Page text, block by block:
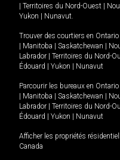
Territoires du Nord-Ouest
Yukon
Nunavut.
Trouver des courtiers en Ontario
Manitoba Saskatchewan
Labrador
Territoires du Nord-
Édouard
Yukon Nunavut
Parcourir les bureaux en Ontario
Manitoba Saskatchewan
Labrador
Territoires du Nord-
Édouard
Yukon Nunavut
Afficher les propriétés
Canada